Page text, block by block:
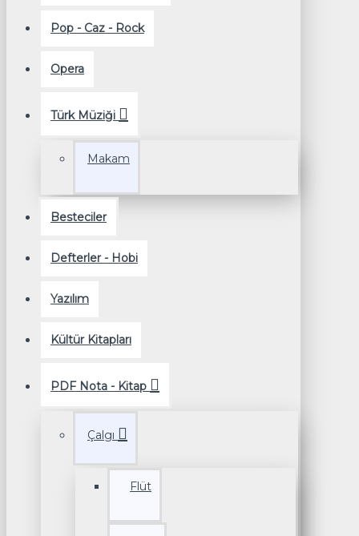
Pop - Caz - Rock
Opera
Türk Müziği
Makam
Besteciler
Defterler - Hobi
Yazılım
Kültür Kitapları
PDF Nota - Kitap
Çalgı
Flüt